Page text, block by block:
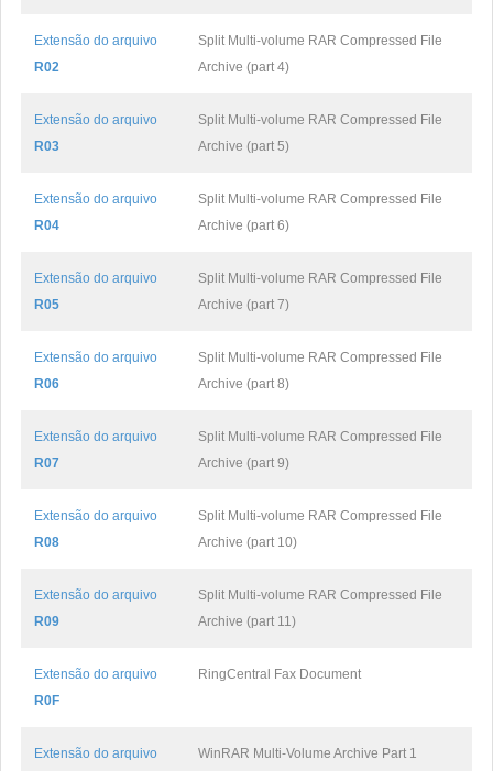
Extensão do arquivo
R02
Split Multi-volume RAR Compressed File
Archive (part 4)
Extensão do arquivo
R03
Split Multi-volume RAR Compressed File
Archive (part 5)
Extensão do arquivo
R04
Split Multi-volume RAR Compressed File
Archive (part 6)
Extensão do arquivo
R05
Split Multi-volume RAR Compressed File
Archive (part 7)
Extensão do arquivo
R06
Split Multi-volume RAR Compressed File
Archive (part 8)
Extensão do arquivo
R07
Split Multi-volume RAR Compressed File
Archive (part 9)
Extensão do arquivo
R08
Split Multi-volume RAR Compressed File
Archive (part 10)
Extensão do arquivo
R09
Split Multi-volume RAR Compressed File
Archive (part 11)
Extensão do arquivo
R0F
RingCentral Fax Document
Extensão do arquivo
WinRAR Multi-Volume Archive Part 1